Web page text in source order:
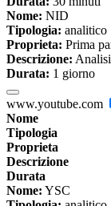
Nome: NID
Tipologia: analitico
Proprieta: Prima
Descrizione:
Durata: 1 giorno
www.youtube.com
Nome
Tipologia
Proprieta
Descrizione
Durata
Nome: YSC